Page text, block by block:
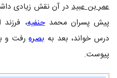
عمر بن عبید در آن نقش زیادی
پیش پسران محمدحنفیه، فرزند
درس خواند، بعد بهبصرهرفت و
پیوست.